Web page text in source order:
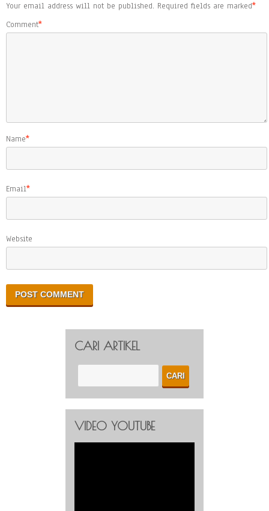
Your email address will not be published. Required fields are marked*
Comment*
Name*
Email*
Website
CARI ARTIKEL
VIDEO YOUTUBE